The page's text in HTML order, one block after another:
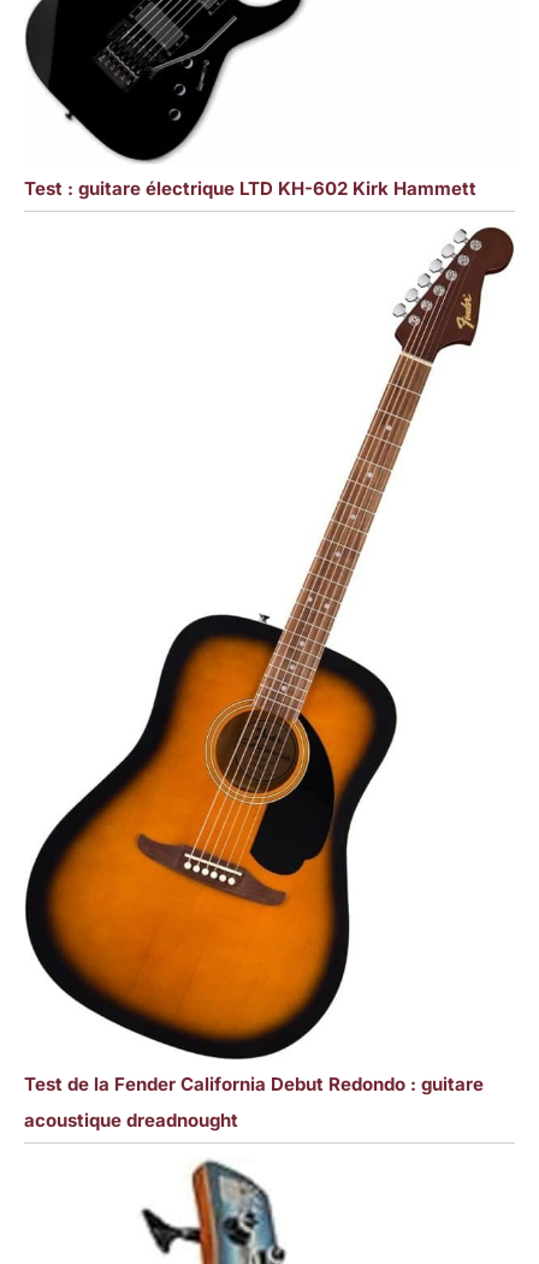
Test : guitare électrique LTD KH-602 Kirk Hammett
Test de la Fender California Debut Redondo : guitare
acoustique dreadnought